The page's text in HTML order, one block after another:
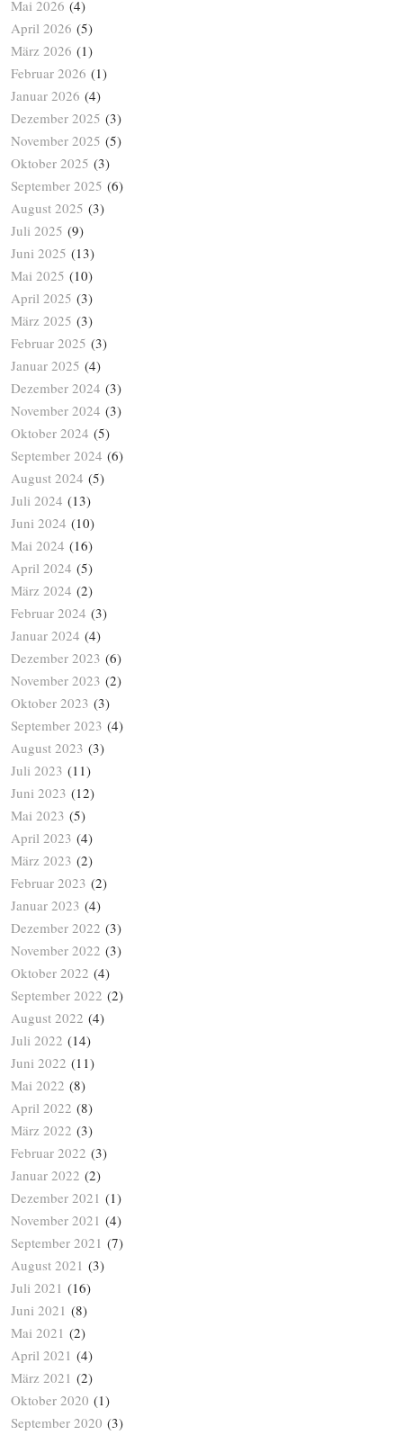
Mai 2026 (4)
April 2026 (5)
März 2026 (1)
Februar 2026 (1)
Januar 2026 (4)
Dezember 2025 (3)
November 2025 (5)
Oktober 2025 (3)
September 2025 (6)
August 2025 (3)
Juli 2025 (9)
Juni 2025 (13)
Mai 2025 (10)
April 2025 (3)
März 2025 (3)
Februar 2025 (3)
Januar 2025 (4)
Dezember 2024 (3)
November 2024 (3)
Oktober 2024 (5)
September 2024 (6)
August 2024 (5)
Juli 2024 (13)
Juni 2024 (10)
Mai 2024 (16)
April 2024 (5)
März 2024 (2)
Februar 2024 (3)
Januar 2024 (4)
Dezember 2023 (6)
November 2023 (2)
Oktober 2023 (3)
September 2023 (4)
August 2023 (3)
Juli 2023 (11)
Juni 2023 (12)
Mai 2023 (5)
April 2023 (4)
März 2023 (2)
Februar 2023 (2)
Januar 2023 (4)
Dezember 2022 (3)
November 2022 (3)
Oktober 2022 (4)
September 2022 (2)
August 2022 (4)
Juli 2022 (14)
Juni 2022 (11)
Mai 2022 (8)
April 2022 (8)
März 2022 (3)
Februar 2022 (3)
Januar 2022 (2)
Dezember 2021 (1)
November 2021 (4)
September 2021 (7)
August 2021 (3)
Juli 2021 (16)
Juni 2021 (8)
Mai 2021 (2)
April 2021 (4)
März 2021 (2)
Oktober 2020 (1)
September 2020 (3)